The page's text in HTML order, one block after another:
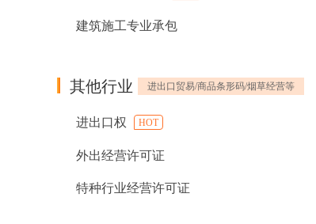
建筑施工专业承包
其他行业 进出口贸易/商品条形码/烟草经营等
进出口权 HOT
外出经营许可证
特种行业经营许可证